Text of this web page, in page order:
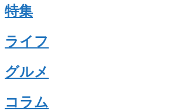
特集
ライフ
グルメ
コラム